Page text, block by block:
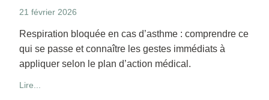
21 février 2026
Respiration bloquée en cas d’asthme : comprendre ce
qui se passe et connaître les gestes immédiats à
appliquer selon le plan d’action médical.
Lire...